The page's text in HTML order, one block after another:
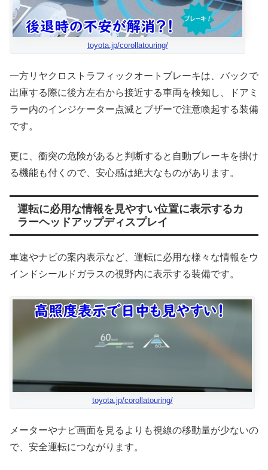
toyota.jp/corollatouring/
一方リヤクロストラフィックオートブレーキは、バックで
出庫する際に後方左右から接近する車両を検知し、ドアミ
ラー内のインジケーター点滅とブザーで注意喚起する装備
です。
更に、衝突の危険があると判断すると自動ブレーキを掛け
る機能も付くので、安心感は絶大なものがあります。
運転に必用な情報を見やすい位置に表示するカ
ラーヘッドアップディスプレイ
車速やナビの案内表示など、運転に必用な様々な情報をウ
インドシールドガラスの視野内に表示する装備です。
toyota.jp/corollatouring/
メーターやナビ画面を見るよりも視線の移動量が少ないの
で、安全運転につながります。